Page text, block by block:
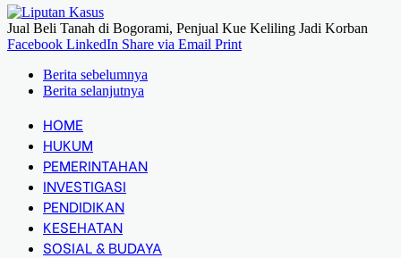
Jual Beli Tanah di Bogorami, Penjual Kue Keliling Jadi Korban
Facebook LinkedIn Share via Email Print
Berita sebelumnya
Berita selanjutnya
HOME
HUKUM
PEMERINTAHAN
INVESTIGASI
PENDIDIKAN
KESEHATAN
SOSIAL & BUDAYA